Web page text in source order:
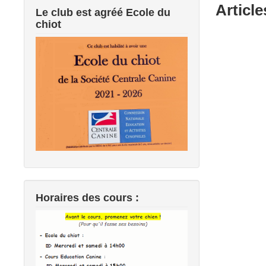
Le club est agréé Ecole du
chiot
Horaires des cours :